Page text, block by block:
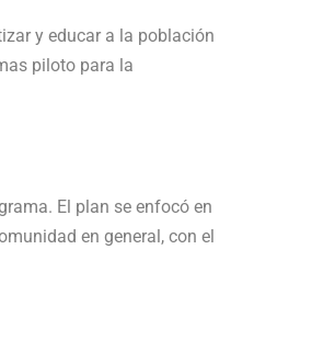
y educar a la población
piloto para la
El plan se enfocó en
en general, con el